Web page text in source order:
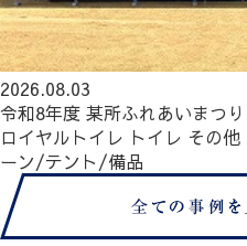
2026.08.03
令和8年度 某所ふれあいまつり
ロイヤルトイレ トイレ その他
ーン/テント/備品